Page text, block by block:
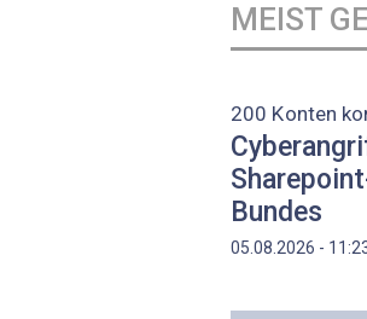
MEIST
200 Konten
Bundes
05.08.2026 -